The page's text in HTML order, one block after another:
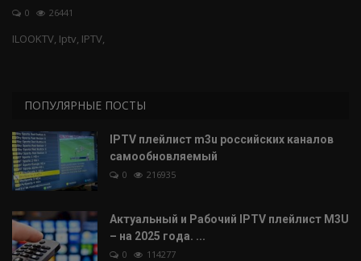
0 26441
ILOOKTV, Iptv, IPTV,
ПОПУЛЯРНЫЕ ПОСТЫ
IPTV плейлист m3u российских каналов
самообновляемый
0 216935
Актуальный и Рабочий IPTV плейлист M3U
– на 2025 года. ...
0 114277